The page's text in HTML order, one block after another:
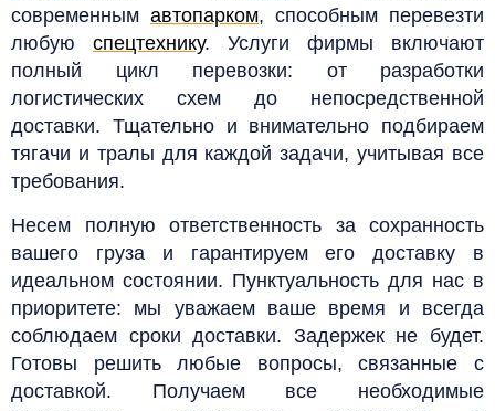
современным автопарком, способным перевезти
любую спецтехнику. Услуги фирмы включают
полный цикл перевозки: от разработки
логистических схем до непосредственной
доставки. Тщательно и внимательно подбираем
тягачи и тралы для каждой задачи, учитывая все
требования.
Несем полную ответственность за сохранность
вашего груза и гарантируем его доставку в
идеальном состоянии. Пунктуальность для нас в
приоритете: мы уважаем ваше время и всегда
соблюдаем сроки доставки. Задержек не будет.
Готовы решить любые вопросы, связанные с
доставкой. Получаем все необходимые